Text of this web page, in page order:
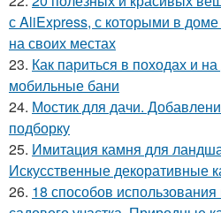
с AliExpress, с которыми в доме
на своих местах
23. Как париться в походах и
мобильные бани
24. Мостик для дачи.
подборку
25. Имитация камня для
Искусственные декоративные
26. 18 способов